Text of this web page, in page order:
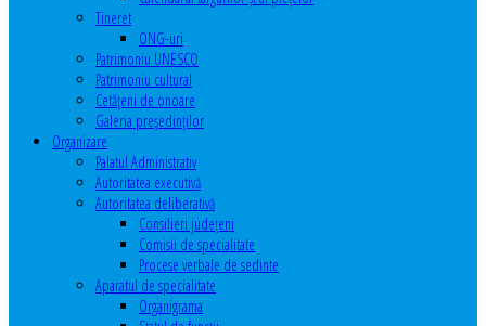
Tineret
ONG-uri
Patrimoniu UNESCO
Patrimoniu cultural
Cetăţeni de onoare
Galeria președinților
Organizare
Palatul Administrativ
Autoritatea executivă
Autoritatea deliberativă
Consilieri judeţeni
Comisii de specialitate
Procese verbale de sedinte
Aparatul de specialitate
Organigrama